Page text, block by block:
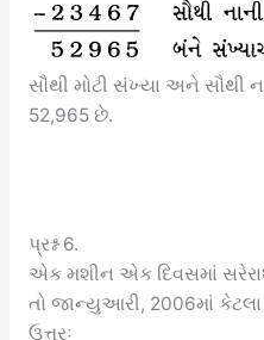
સૌથી મોટી સંખ્યા અને સૌથી
52,965 છે.
પ્રશ્ન 6.
એક મશીન એક દિવસમાં
તો જાન્યુઆરી, 2006માં
ઉત્તરઃ